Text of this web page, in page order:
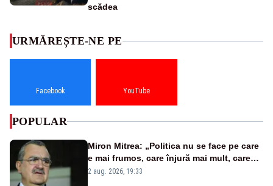
scădea
URMĂREȘTE-NE PE
Facebook YouTube
POPULAR
Miron Mitrea: „Politica nu se face pe care
e mai frumos, care înjură mai mult, care
țipă mai tare, ci pe proiecte”
2 aug. 2026, 19:33